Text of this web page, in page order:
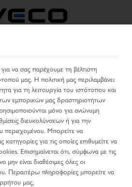
ΑΛΛΑΞΕ ΓΛΏΣΣΑ
να σας παρέχουμε τη βέλτιστη
μας. Η πολιτική μας περιλαμβάνει
για τη λειτουργία του ιστότοπου και
εμπορικών μας δραστηριοτήτων
μόνο για ανώνυμη
διευκολύνσεων ή για την
περιεχομένου. Μπορείτε να
για τις οποίες επιθυμείτε να
Επισημαίνεται ότι, σύμφωνα με τις
μην είναι διαθέσιμες όλες οι
Περαιτέρω πληροφορίες μπορείτε να
μας.